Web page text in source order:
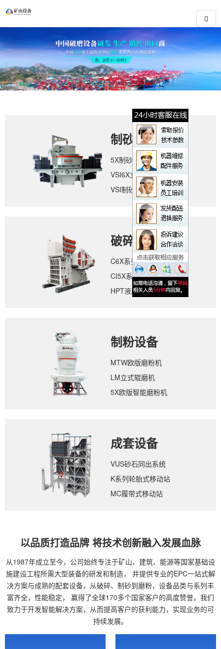
制砂设备
5X制砂机
VSI6X立轴冲击式破碎机
VSI制砂机
破碎设备
C6X系列颚式破碎机
CI5X系列反击式破碎机
HPT液压圆锥破碎机
制粉设备
MTW欧版磨粉机
LM立式辊磨机
5X欧版智能磨粉机
成套设备
VUS砂石同出系统
K系列轮胎式移动站
MC履带式移动站
以品质打造品牌 将技术创新融入发展血脉
从1987年成立至今，公司始终专注于矿山、建筑、能源等国家基础设
施建设工程所需大型装备的研发和制造，
并提供专业的EPC一站式解
决方案与成熟的配套设备，从破碎、制砂到磨粉，设备品类与系列丰
富齐全，性能稳定，
赢得了全球170多个国家客户的高度赞誉。我们
致力于开发智能解决方案，从而提高客户的获利能力，实现业务的可
持续发展。